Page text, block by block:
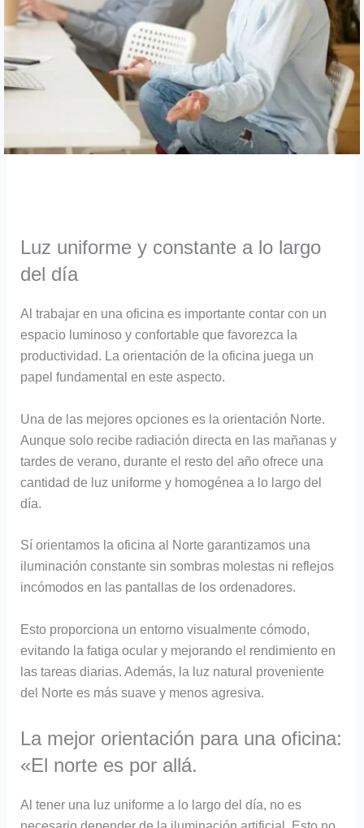
Luz uniforme y constante a lo largo
del día
Al trabajar en una oficina es importante contar con un
espacio luminoso y confortable que favorezca la
productividad. La orientación de la oficina juega un
papel fundamental en este aspecto.
Una de las mejores opciones es la orientación Norte.
Aunque solo recibe radiación directa en las mañanas y
tardes de verano, durante el resto del año ofrece una
cantidad de luz uniforme y homogénea a lo largo del
día.
Sí orientamos la oficina al Norte garantizamos una
iluminación constante sin sombras molestas ni reflejos
incómodos en las pantallas de los ordenadores.
Esto proporciona un entorno visualmente cómodo,
evitando la fatiga ocular y mejorando el rendimiento en
las tareas diarias. Además, la luz natural proveniente
del Norte es más suave y menos agresiva.
La mejor orientación para una oficina:
«El norte es por allá.
Al tener una luz uniforme a lo largo del día, no es